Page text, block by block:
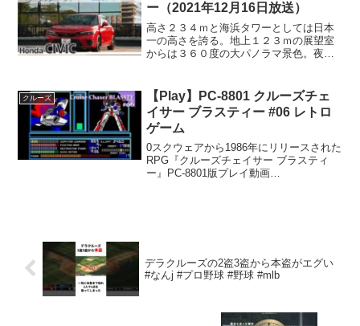
ー（2021年12月16日放送）
高さ２３４ｍと海浜タワーとしては日本
一の高さを誇る。地上１２３ｍの展望室
からは３６０度の大パノラマ景色。夜景
彩られます。★ご紹介した車種：CIVIC★
福岡県 Honda...
クルーズ
【Play】PC-8801 クルーズチェ
イサー ブラスティー #06 レトロ
ゲーム
0スクウェアから1986年にリリースされた
RPG『クルーズチェイサー ブラスティ
ー』PC-8801版プレイ動画
デラクルーズの2盗3盗から本盗がエグい
#なんj #プロ野球 #野球 #mlb